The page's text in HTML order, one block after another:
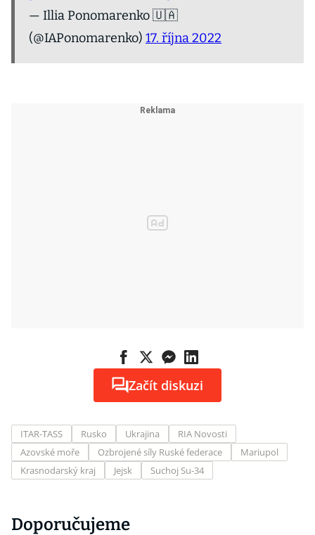
— Illia Ponomarenko 🇺🇦
(@IAPonomarenko) 17. října 2022
Začít diskuzi
ITAR-TASS Rusko Ukrajina
RIA Novosti
Azovské moře
Ozbrojené síly Ruské federace
Mariupol
Krasnodarský kraj
Jejsk Suchoj Su-34
Doporučujeme